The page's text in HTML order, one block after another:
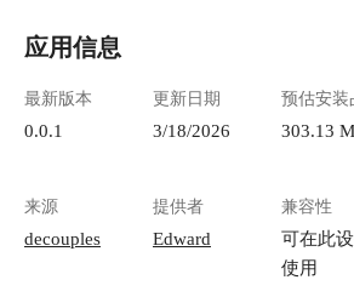
应用信息
最新版本
0.0.1
更新日期
3/18/2026
预估安装
303.13
来源
decouples
提供者
Edward
兼容性
可在此
使用